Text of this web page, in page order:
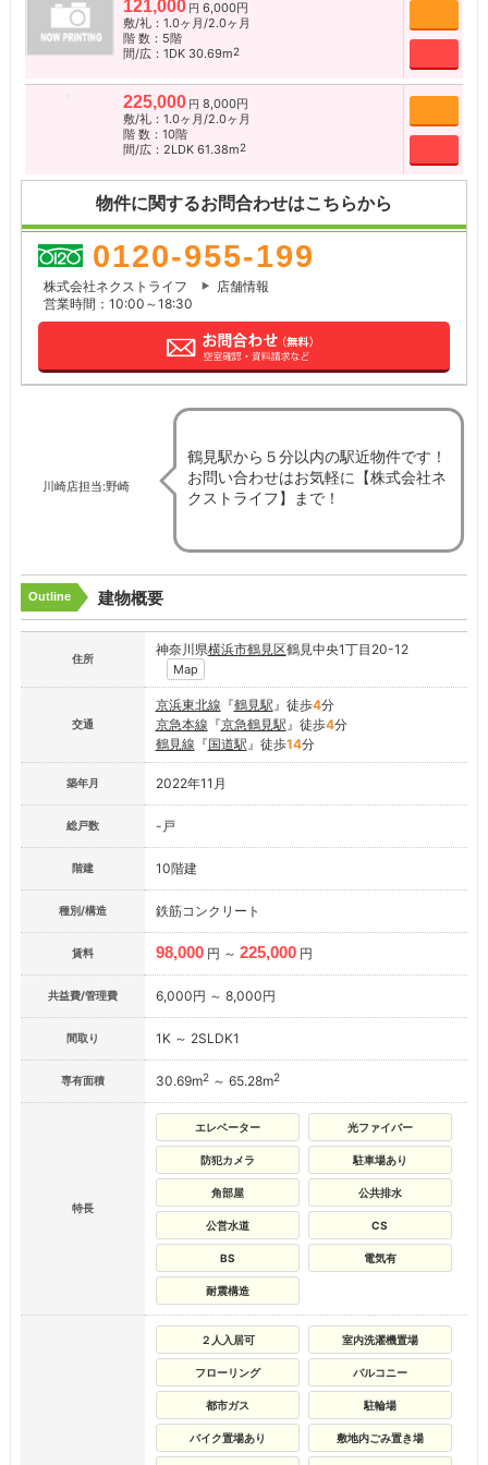
121,000 円 6,000円
敷/礼：1.0ヶ月/2.0ヶ月
階 数：5階
間/広：1DK 30.69m2 お
225,000 円 8,000円
敷/礼：1.0ヶ月/2.0ヶ月
階 数：10階
間/広：2LDK 61.38m2 お
物件に関するお問合わせはこちらから
0120-955-199
株式会社ネクストライフ
店舗情報
営業時間：10:00～18:30
川崎店担当:野崎
鶴見駅から５分以内の駅近物件です！
お問い合わせはお気軽に【株式会社ネ
クストライフ】まで！
Outline 建物概要
住所
神奈川県横浜市鶴見区鶴見中央1丁目20-12
Map
交通
京浜東北線 『鶴見駅』徒歩4分
京急本線 『京急鶴見駅』徒歩4分
鶴見線 『国道駅』徒歩14分
築年月 2022年11月
総戸数 -戸
階建 10階建
種別/構造 鉄筋コンクリート
賃料 98,000 円 ～ 225,000 円
共益費/管理費 6,000円 ～ 8,000円
間取り 1K ～ 2SLDK1
専有面積 30.69m2～ 65.28m2
特長
エレベーター 光ファイバー
防犯カメラ 駐車場あり
角部屋 公共排水
公営水道 CS
BS 電気有
耐震構造
２人入居可 室内洗濯機置場
フローリング バルコニー
都市ガス 駐輪場
バイク置場あり 敷地内ごみ置き場